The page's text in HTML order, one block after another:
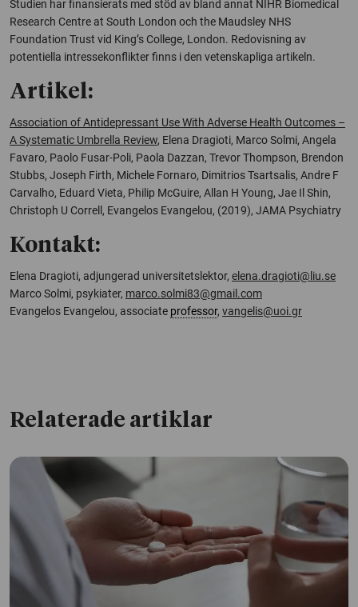
Studien har finansierats med stöd av bland annat NIHR Biomedical
Research Centre at South London och the Maudsley NHS
Foundation Trust vid King’s College, London. Redovisning av
potentiella intressekonflikter finns i den vetenskapliga artikeln.
Artikel:
Association of Antidepressant Use With Adverse Health Outcomes –
A Systematic Umbrella Review, Elena Dragioti, Marco Solmi, Angela
Favaro, Paolo Fusar-Poli, Paola Dazzan, Trevor Thompson, Brendon
Stubbs, Joseph Firth, Michele Fornaro, Dimitrios Tsartsalis, Andre F
Carvalho, Eduard Vieta, Philip McGuire, Allan H Young, Jae Il Shin,
Christoph U Correll, Evangelos Evangelou, (2019), JAMA Psychiatry
Kontakt:
Elena Dragioti, adjungerad universitetslektor, elena.dragioti@liu.se
Marco Solmi, psykiater, marco.solmi83@gmail.com
Evangelos Evangelou, associate professor, vangelis@uoi.gr
Relaterade artiklar